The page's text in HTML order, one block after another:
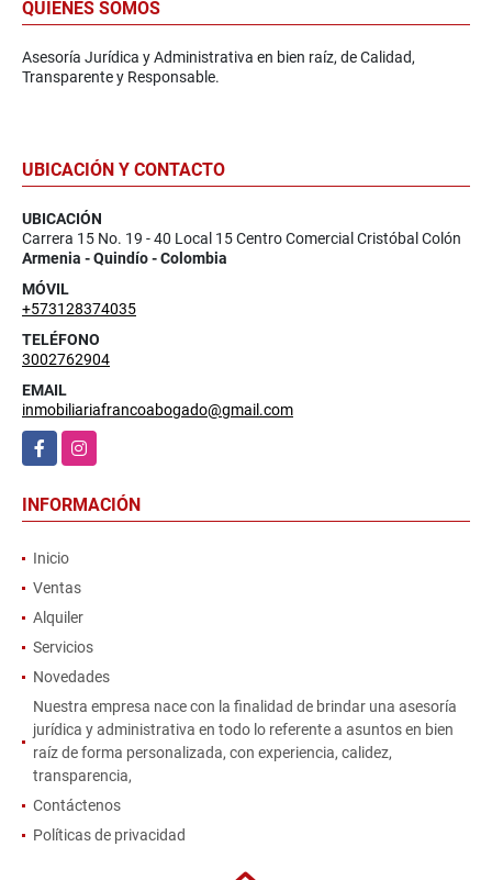
QUIÉNES SOMOS
Asesoría Jurídica y Administrativa en bien raíz, de Calidad,
Transparente y Responsable.
UBICACIÓN Y CONTACTO
UBICACIÓN
Carrera 15 No. 19 - 40 Local 15 Centro Comercial Cristóbal Colón
Armenia - Quindío - Colombia
MÓVIL
+573128374035
TELÉFONO
3002762904
EMAIL
inmobiliariafrancoabogado@gmail.com
FacebookInstagram
INFORMACIÓN
Inicio
Ventas
Alquiler
Servicios
Novedades
Nuestra empresa nace con la finalidad de brindar una asesoría
jurídica y administrativa en todo lo referente a asuntos en bien
raíz de forma personalizada, con experiencia, calidez,
transparencia,
Contáctenos
Políticas de privacidad